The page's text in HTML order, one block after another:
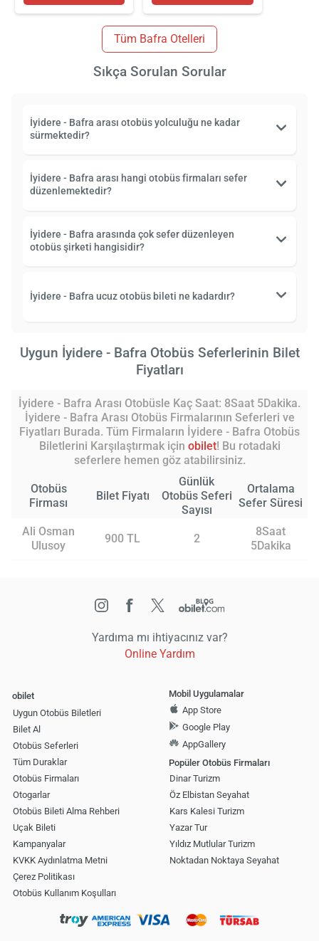
Tüm Bafra Otelleri
Sıkça Sorulan Sorular
İyidere - Bafra arası otobüs yolculuğu ne kadar
sürmektedir?
İyidere - Bafra arası hangi otobüs firmaları sefer
düzenlemektedir?
İyidere - Bafra arasında çok sefer düzenleyen
otobüs şirketi hangisidir?
İyidere - Bafra ucuz otobüs bileti ne kadardır?
Uygun İyidere - Bafra Otobüs Seferlerinin Bilet
Fiyatları
İyidere - Bafra Arası Otobüsle Kaç Saat: 8Saat 5Dakika.
İyidere - Bafra Arası Otobüs Firmalarının Seferleri ve
Fiyatları Burada. Tüm Firmaların İyidere - Bafra Otobüs
Biletlerini Karşılaştırmak için obilet! Bu rotadaki
seferlere hemen göz atabilirsiniz.
Otobüs
Firması
Bilet Fiyatı
Günlük
Otobüs Seferi
Sayısı
Ortalama
Sefer Süresi
Ali Osman
Ulusoy
900 TL 2
8Saat
5Dakika
Yardıma mı ihtiyacınız var?
Online Yardım
obilet
Uygun Otobüs Biletleri
Bilet Al
Otobüs Seferleri
Tüm Duraklar
Otobüs Firmaları
Otogarlar
Otobüs Bileti Alma Rehberi
Uçak Bileti
Kampanyalar
KVKK Aydınlatma Metni
Çerez Politikası
Otobüs Kullanım Koşulları
Mobil Uygulamalar
App Store
Google Play
AppGallery
Popüler Otobüs Firmaları
Dinar Turizm
Öz Elbistan Seyahat
Kars Kalesi Turizm
Yazar Tur
Yıldız Mutlular Turizm
Noktadan Noktaya Seyahat